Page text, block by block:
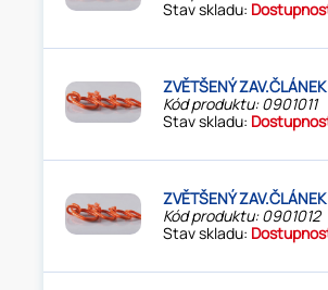
Stav skladu:
ZVĚTŠENÝ
Kód produktu: 0901011
Stav skladu:
ZVĚTŠENÝ
Kód produktu: 0901012
Stav skladu: